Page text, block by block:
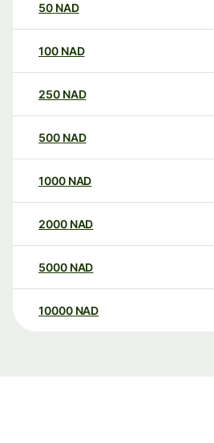
50 NAD
100 NAD
250 NAD
500 NAD
1000 NAD
2000 NAD
5000 NAD
10000 NAD